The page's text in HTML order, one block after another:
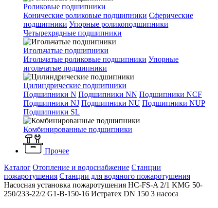
Роликовые подшипники
Конические роликовые подшипники Сферические
подшипники Упорные роликоподшипники
Четырехрядные подшипники
Игольчатые подшипники
Игольчатые роликовые подшипники Упорные
игольчатые подшипники
Цилиндрические подшипники
Подшипники N Подшипники NN Подшипники NCF
Подшипники NJ Подшипники NU Подшипники NUP
Подшипники SL
Комбинированные подшипники
Прочее
Каталог Отопление и водоснабжение Станции
пожаротушения Станции для водяного пожаротушения
Насосная установка пожаротушения HC-FS-A 2/1 KMG 50-
250/233-22/2 G1-B-150-16 Истратех DN 150 3 насоса